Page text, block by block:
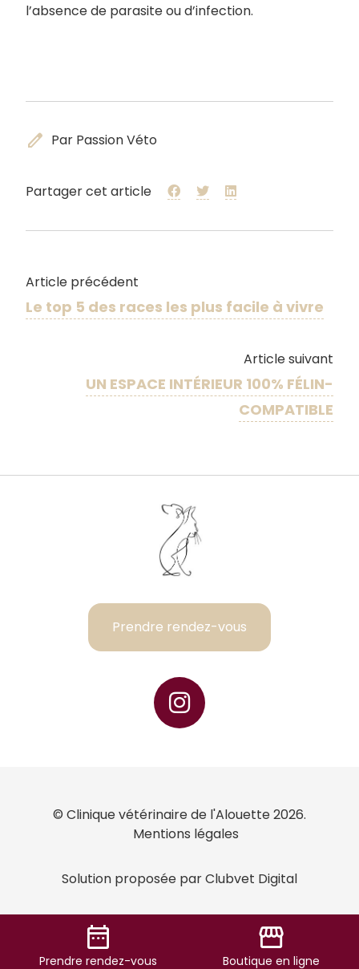
l’absence de parasite ou d’infection.
edit Par Passion Véto
Partager cet article
Article précédent
Le top 5 des races les plus facile à vivre
Article suivant
UN ESPACE INTÉRIEUR 100% FÉLIN-
COMPATIBLE
date_range
Prendre rendez-vous
storefront
Boutique en ligne
Prendre rendez-vous
© Clinique vétérinaire de l'Alouette 2026.
Mentions légales
Solution proposée par Clubvet Digital